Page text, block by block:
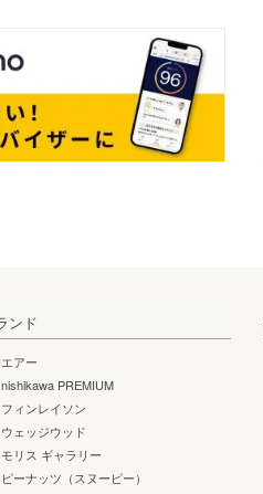
ンド
エアー
nishikawa PREMIUM
フィンレイソン
ウェッジウッド
モリス ギャラリー
ピーナッツ（スヌーピー）